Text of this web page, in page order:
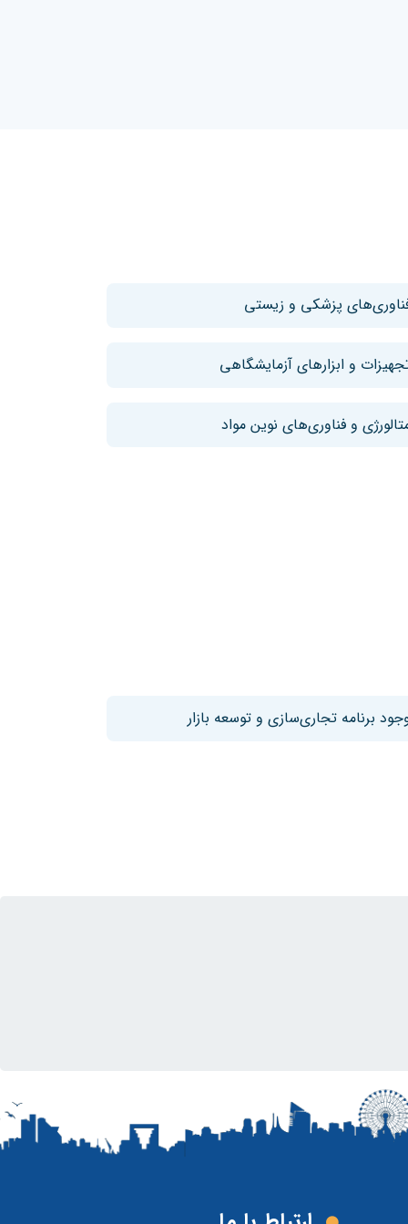
پزشکی و زیستی
و ابزارهای آزمایشگاهی
و فناوری‌های نوین مواد
برنامه تجاری‌سازی و توسعه بازار